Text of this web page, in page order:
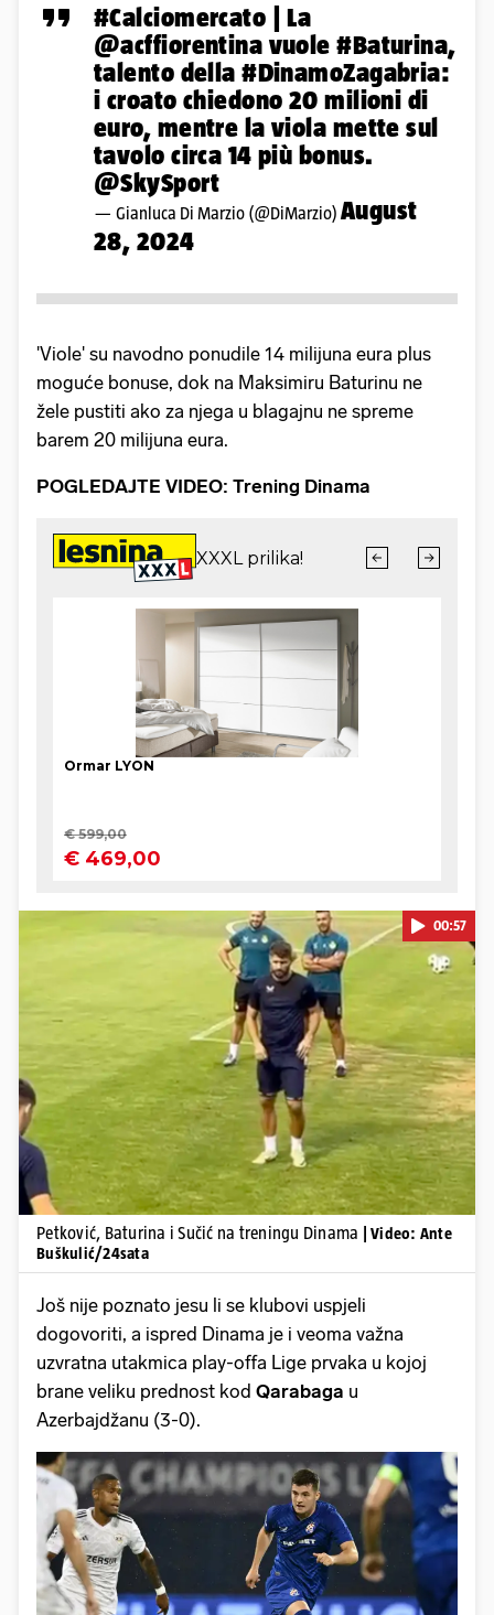
#Calciomercato | La
@acffiorentina vuole#Baturina,
talento della#DinamoZagabria:
i croato chiedono 20 milioni di
euro, mentre la viola mette sul
tavolo circa 14 più bonus.
@SkySport
— Gianluca Di Marzio (@DiMarzio) August
28, 2024
'Viole' su navodno ponudile 14 milijuna eura plus
moguće bonuse, dok na Maksimiru Baturinu ne
žele pustiti ako za njega u blagajnu ne spreme
barem 20 milijuna eura.
POGLEDAJTE VIDEO: Trening Dinama
Pokretanje videa...
00:57
Petković, Baturina i Sučić na treningu Dinama
| Video: Ante
Buškulić/24sata
Još nije poznato jesu li se klubovi uspjeli
dogovoriti, a ispred Dinama je i veoma važna
uzvratna utakmica play-offa Lige prvaka u kojoj
brane veliku prednost kod Qarabaga u
Azerbajdžanu (3-0).